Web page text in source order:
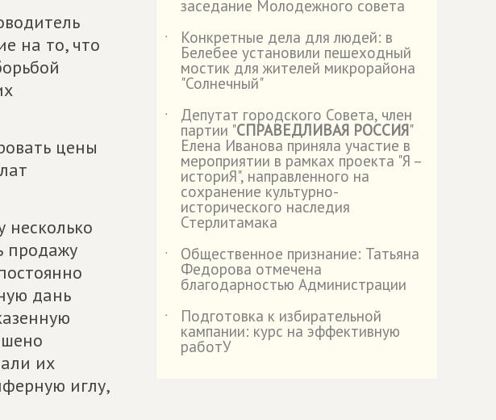
на то, что
цены
продажу
дань
их
иглу,
заседание Молодежного совета
˙
Конкретные дела для людей: в
Белебее установили пешеходный
мостик для жителей микрорайона
"Солнечный"
˙
Депутат городского Совета, член
партии "СПРАВЕДЛИВАЯ РОССИЯ"
Елена Иванова приняла участие в
мероприятии в рамках проекта "Я –
историЯ", направленного на
сохранение культурно-
исторического наследия
Стерлитамака
˙
Общественное признание: Татьяна
Федорова отмечена
благодарностью Администрации
˙
Подготовка к избирательной
кампании: курс на эффективную
работУ